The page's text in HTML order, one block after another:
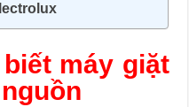
máy giặt